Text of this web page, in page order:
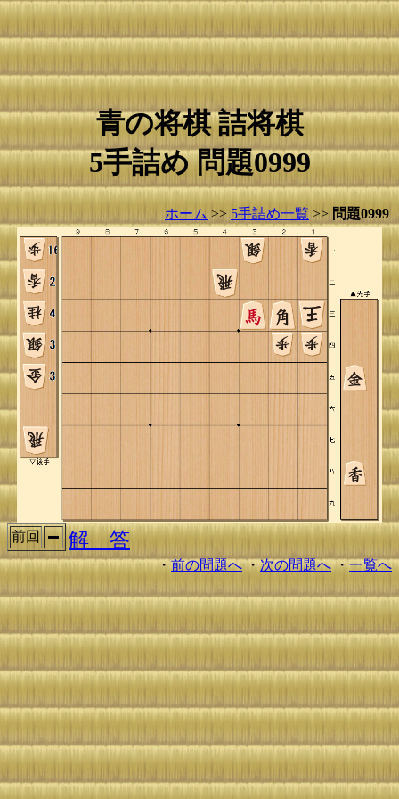
青の将棋 詰将棋
5手詰め 問題0999
ホーム >> 5手詰め一覧 >> 問題0999
前回 解 答
・前の問題へ・次の問題へ・一覧へ